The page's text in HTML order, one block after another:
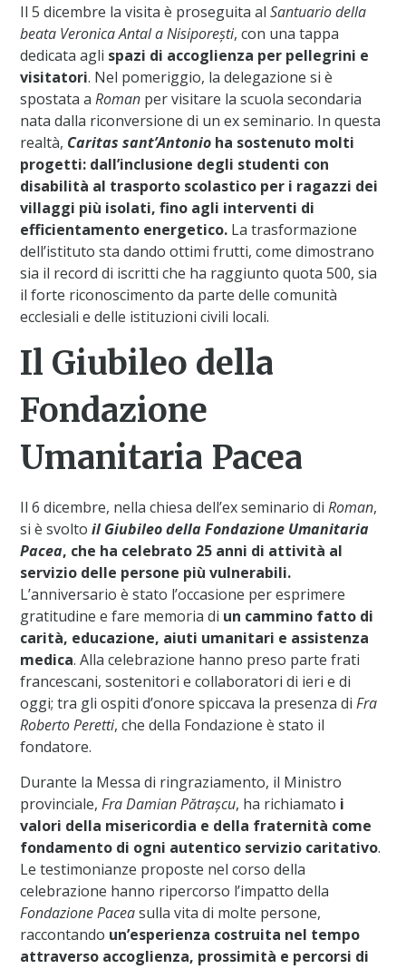
Il 5 dicembre la visita è proseguita alSantuario della
beata Veronica Antal a Nisiporești, con una tappa
dedicata agli spazi di accoglienza per pellegrini e
visitatori. Nel pomeriggio, la delegazione si è
spostata aRoman per visitare la scuola secondaria
nata dalla riconversione di un ex seminario. In questa
realtà, Caritas sant’Antonio ha sostenuto molti
progetti: dall’inclusione degli studenti con
disabilità al trasporto scolastico per i ragazzi dei
villaggi più isolati, fino agli interventi di
efficientamento energetico. La trasformazione
dell’istituto sta dando ottimi frutti, come dimostrano
sia il record di iscritti che ha raggiunto quota 500, sia
il forte riconoscimento da parte delle comunità
ecclesiali e delle istituzioni civili locali.
Il Giubileo della
Fondazione
Umanitaria Pacea
Il 6 dicembre, nella chiesa dell’ex seminario diRoman,
si è svoltoil Giubileo della Fondazione Umanitaria
Pacea, che ha celebrato 25 anni di attività al
servizio delle persone più vulnerabili.
L’anniversario è stato l’occasione per esprimere
gratitudine e fare memoria di un cammino fatto di
carità, educazione, aiuti umanitari e assistenza
medica. Alla celebrazione hanno preso parte frati
francescani, sostenitori e collaboratori di ieri e di
oggi; tra gli ospiti d’onore spiccava la presenza diFra
Roberto Peretti, che della Fondazione è stato il
fondatore.
Durante la Messa di ringraziamento, il Ministro
provinciale,Fra Damian Pătrașcu, ha richiamato i
valori della misericordia e della fraternità come
fondamento di ogni autentico servizio caritativo.
Le testimonianze proposte nel corso della
celebrazione hanno ripercorso l’impatto della
Fondazione Paceasulla vita di molte persone,
raccontando un’esperienza costruita nel tempo
attraverso accoglienza, prossimità e percorsi di